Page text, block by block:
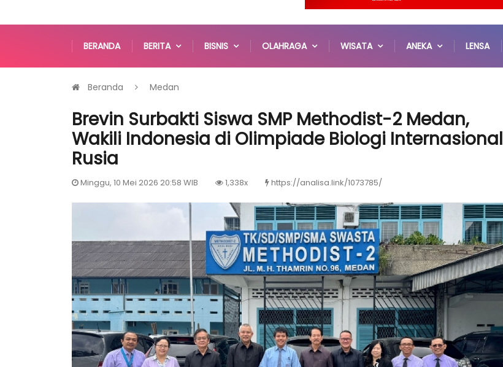
BERANDA BERITA BISNIS OLAHRAGA WISATA ANEKA LENSA
Beranda Medan
Brevin Surbakti Siswa SMP Methodist-2 Medan,
Wakili Indonesia di Olimpiade Biologi Internasional
Rusia
Minggu, 10 Mei 2026 20:58 WIB 1,338x https://analisa.link/1073785/